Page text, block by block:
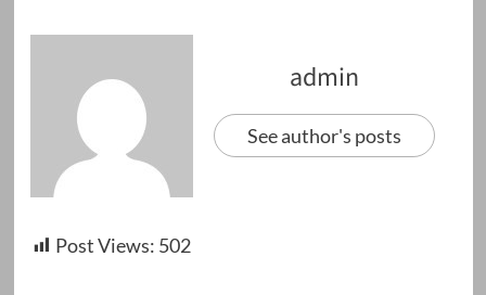
admin
See author's posts
Post Views: 502